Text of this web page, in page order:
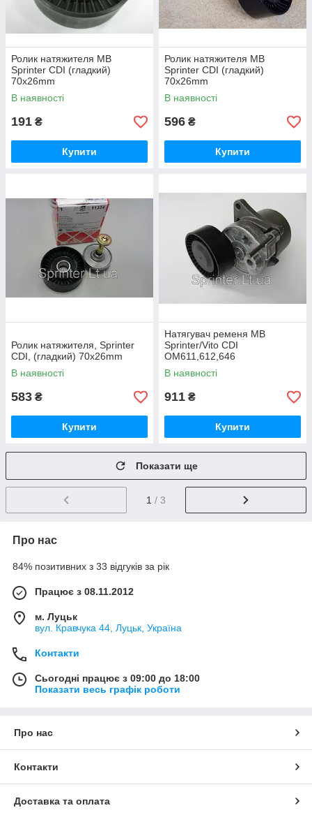
Ролик натяжителя MB
Sprinter CDI (гладкий)
70x26mm
В наявності
191 ₴
Купити
Ролик натяжителя MB
Sprinter CDI (гладкий)
70x26mm
В наявності
596 ₴
Купити
Ролик натяжителя, Sprinter
CDI, (гладкий) 70x26mm
В наявності
583 ₴
Купити
Натягувач ременя MB
Sprinter/Vito CDI
OM611,612,646
В наявності
911 ₴
Купити
Показати ще
1 / 3
Про нас
84% позитивних з 33 відгуків за рік
Працює з 08.11.2012
м. Луцьк
вул. Кравчука 44, Луцьк, Україна
Контакти
Сьогодні працює з 09:00 до 18:00
Показати весь графік роботи
Про нас
Контакти
Доставка та оплата